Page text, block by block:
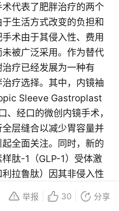
代表了肥胖治疗的两个
生活方式改变的负担和
术由于其侵入性、费用
被广泛采用。作为替代
疗已经发展为一种有
疗选择。其中，内镜袖
Sleeve Gastroplast
、经口的微创内镜手术，
层缝合以减少胃容量并
全面关注。同时，新的
肽-1（GLP-1）受体激
拉鲁肽）因其非侵入性
关注。然而，它们的长
究。
举报 30 分享